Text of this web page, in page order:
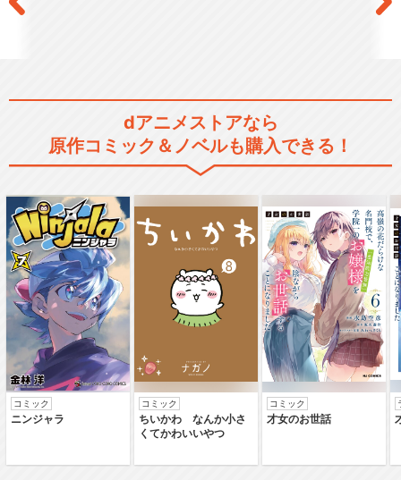
dアニメストアなら
原作コミック＆ノベルも購入できる！
コミック
ニンジャラ
コミック
ちいかわ なんか小さ
くてかわいいやつ
コミック
才女のお世話